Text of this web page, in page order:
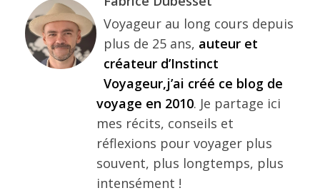
Voyageur au long cours depuis
plus de 25 ans, auteur et
créateur d’Instinct
Voyageur,j’ai créé ce blog de
voyage en 2010. Je partage ici
mes récits, conseils et
réflexions pour voyager plus
souvent, plus longtemps, plus
intensément !